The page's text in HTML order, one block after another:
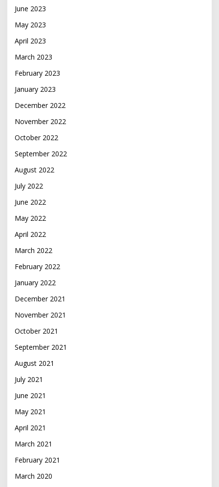
June 2023
May 2023
April 2023
March 2023
February 2023
January 2023
December 2022
November 2022
October 2022
September 2022
August 2022
July 2022
June 2022
May 2022
April 2022
March 2022
February 2022
January 2022
December 2021
November 2021
October 2021
September 2021
August 2021
July 2021
June 2021
May 2021
April 2021
March 2021
February 2021
March 2020